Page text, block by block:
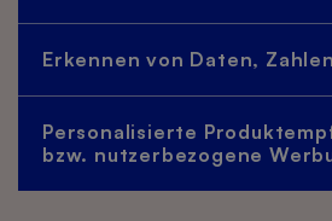
Erkennen von Daten,
Personalisierte
bzw. nutzerbezogene